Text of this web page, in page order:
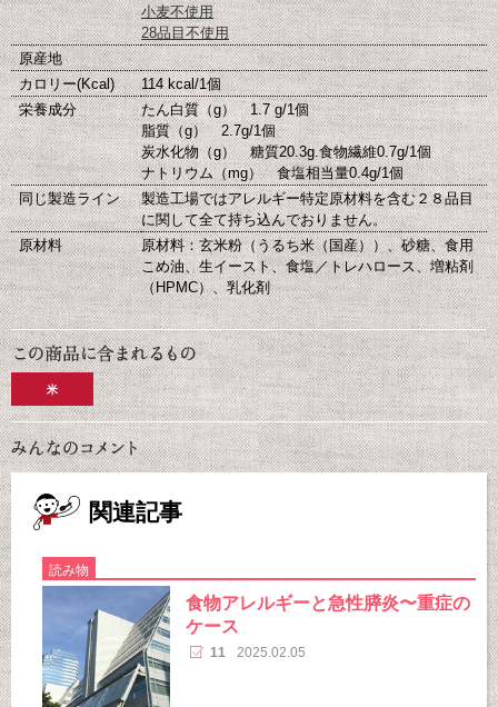
小麦不使用
28品目不使用
原産地
カロリー(Kcal)
114 kcal/1個
栄養成分
たん白質（g） 1.7 g/1個
脂質（g） 2.7g/1個
炭水化物（g） 糖質20.3g.食物繊維0.7g/1個
ナトリウム（mg） 食塩相当量0.4g/1個
同じ製造ライン
製造工場ではアレルギー特定原材料を含む２８品目
に関して全て持ち込んでおりません。
原材料
原材料：玄米粉（うるち米（国産））、砂糖、食用
こめ油、生イースト、食塩／トレハロース、増粘剤
（HPMC）、乳化剤
米
関連記事
読み物
食物アレルギーと急性膵炎〜重症の
ケース
11 2025.02.05